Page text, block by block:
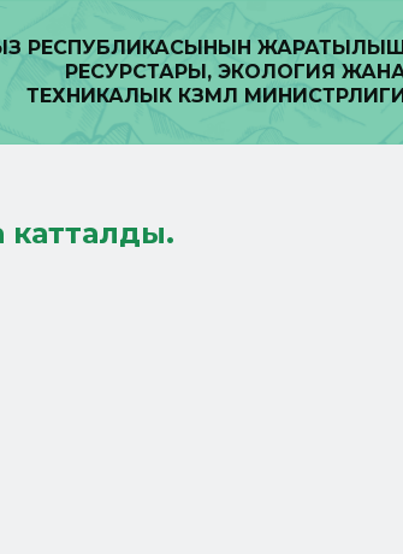
РЕСПУБЛИКАСЫНЫН
РЕСУРСТАРЫ, ЭКОЛОГИЯ
ТЕХНИКАЛЫК КӨЗӨМӨЛ
катталды.